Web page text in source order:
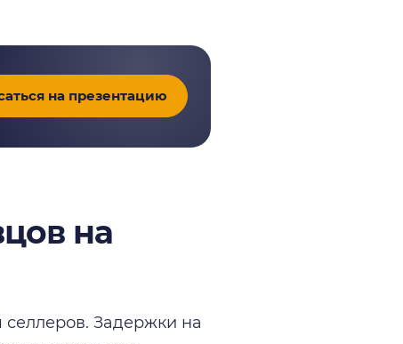
на презентацию
на
селлеров. Задержки на